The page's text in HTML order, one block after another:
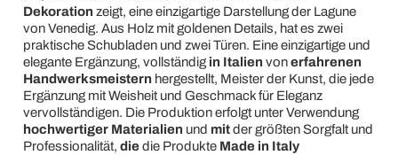
Dekoration zeigt, eine einzigartige Darstellung der Lagune
von Venedig. Aus Holz mit goldenen Details, hat es zwei
praktische Schubladen und zwei Türen. Eine einzigartige und
elegante Ergänzung, vollständig in Italien vonerfahrenen
Handwerksmeistern hergestellt, Meister der Kunst, die jede
Ergänzung mit Weisheit und Geschmack für Eleganz
vervollständigen. Die Produktion erfolgt unter Verwendung
hochwertiger Materialien und mitder größten Sorgfalt und
Professionalität, diedie Produkte Made in Italy